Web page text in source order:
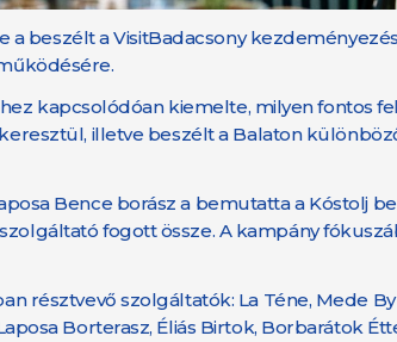
beszélt a VisitBadacsony
kapcsolódóan kiemelte, milyen fontos
illetve beszélt a Balaton
Bence borász a bemutatta a Kóstolj
fogott össze. A kampány
résztvevő szolgáltatók: La Téne, Mede
Borterasz, Éliás Birtok, Borbarátok